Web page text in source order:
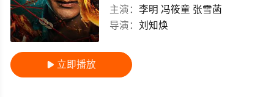
主演： 李明 冯筱童 张雪菡
导演： 刘知焕
 立即播放